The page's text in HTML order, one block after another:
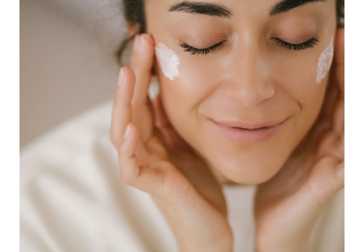
MODA & LJEPOTA